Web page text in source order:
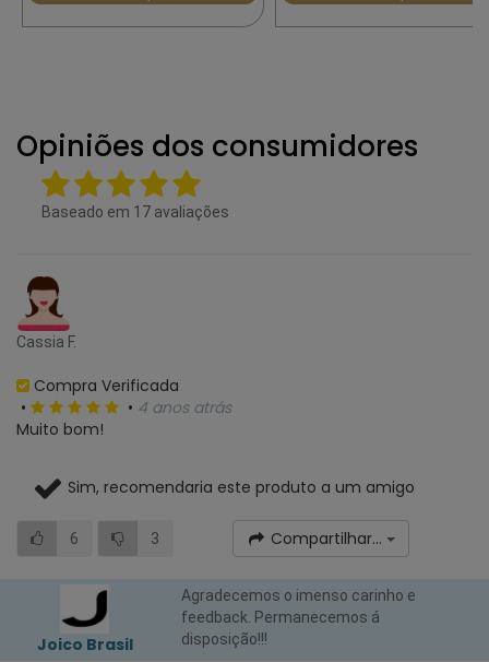
Opiniões dos consumidores
Baseado em 17 avaliações
Cassia F.
Compra Verificada
•
• 4 anos atrás
Muito bom!
Sim, recomendaria este produto a um amigo
6 3 Compartilhar...
Joico Brasil
Agradecemos o imenso carinho e
feedback. Permanecemos á
disposição!!!